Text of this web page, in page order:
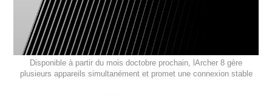
Disponible à partir du mois doctobre prochain, lArcher 8 gère
plusieurs appareils simultanément et promet une connexion stable